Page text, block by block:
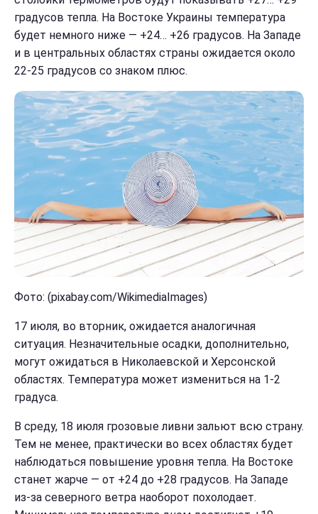
градусов тепла. На Востоке Украины температура
будет немного ниже — +24… +26 градусов. На Западе
и в центральных областях страны ожидается около
22-25 градусов со знаком плюс.
Фото: (pixabay.com/WikimediaImages)
17 июля, во вторник, ожидается аналогичная
ситуация. Незначительные осадки, дополнительно,
могут ожидаться в Николаевской и Херсонской
областях. Температура может измениться на 1-2
градуса.
В среду, 18 июля грозовые ливни зальют всю страну.
Тем не менее, практически во всех областях будет
наблюдаться повышение уровня тепла. На Востоке
станет жарче — от +24 до +28 градусов. На Западе
из-за северного ветра наоборот похолодает.